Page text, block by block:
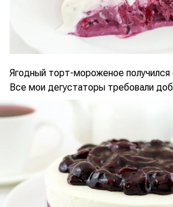
Ягодный торт-мороженое получился
Все мои дегустаторы требовали